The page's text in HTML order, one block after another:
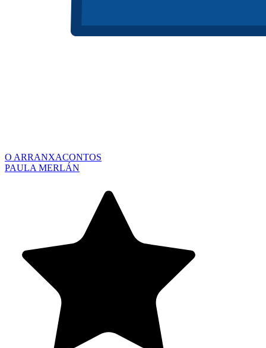
O ARRANXACONTOS
PAULA MERLÁN